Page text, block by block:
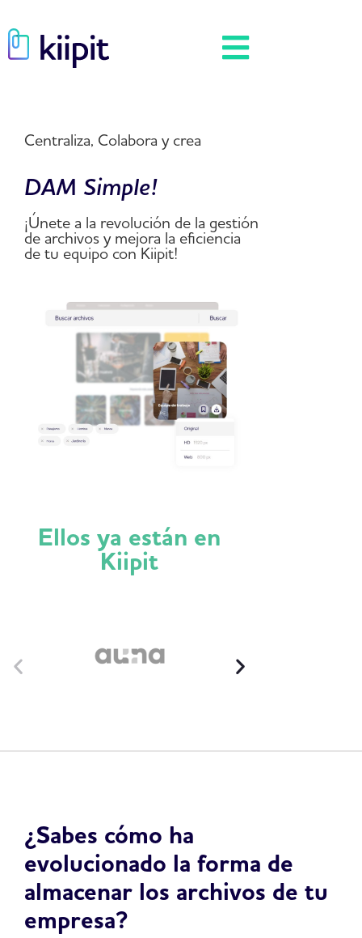
Centraliza, Colabora y crea
DAM Simple!
¡Únete a la revolución de la gestión
de archivos y mejora la eficiencia
de tu equipo con Kiipit!
Ellos ya están en
Kiipit
¿Sabes cómo ha
evolucionado la forma de
almacenar los archivos de tu
empresa?